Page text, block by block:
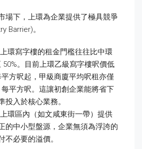
場下，上環為企業提供了極具競爭
Barrier)。
上環寫字樓的租金門檻往往比中環
50%。目前上環乙級寫字樓呎價低
方呎起，甲級商廈平均呎租亦僅
平方呎。這讓初創企業能將省下
投入於核心業務。
上環區內（如文咸東街一帶）提供
的中小型盤源，企業無須為浮誇的
不必要的溢價。